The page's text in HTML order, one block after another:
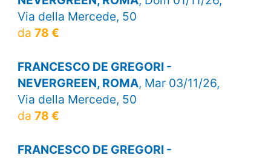
Via della Mercede, 50
da 78 €
FRANCESCO DE GREGORI -
NEVERGREEN, ROMA, Mar 03/11/26,
Via della Mercede, 50
da 78 €
FRANCESCO DE GREGORI -